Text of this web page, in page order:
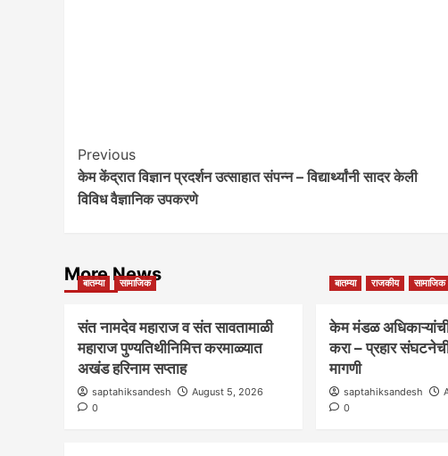
Post
Navigation
Previous
केम केंद्रात विज्ञान प्रदर्शन उत्साहात संपन्न – विद्यार्थ्यांनी सादर केली
विविध वैज्ञानिक उपकरणे
More News
बातम्या सामाजिक
संत नामदेव महाराज व संत सावतामाळी
महाराज पुण्यतिथीनिमित्त करमाळ्यात
अखंड हरिनाम सप्ताह
saptahiksandesh
August 5, 2026
0
बातम्या राजकीय सामाजिक
केम मंडळ
करा – प्रहार
मागणी
saptahiksandesh
0